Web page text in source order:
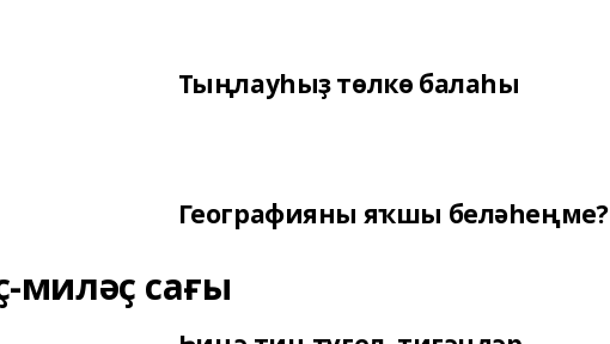
Тыңлауһыҙ төлкө балаһы
Географияны яҡшы беләһеңме?
миләҫ сағы